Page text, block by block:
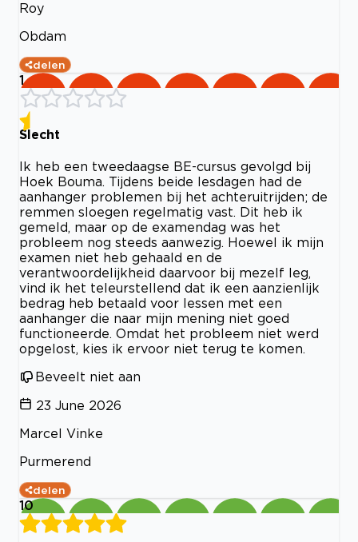
Roy
Obdam
delen
1
Slecht
Ik heb een tweedaagse BE-cursus gevolgd bij
Hoek Bouma. Tijdens beide lesdagen had de
aanhanger problemen bij het achteruitrijden; de
remmen sloegen regelmatig vast. Dit heb ik
gemeld, maar op de examendag was het
probleem nog steeds aanwezig. Hoewel ik mijn
examen niet heb gehaald en de
verantwoordelijkheid daarvoor bij mezelf leg,
vind ik het teleurstellend dat ik een aanzienlijk
bedrag heb betaald voor lessen met een
aanhanger die naar mijn mening niet goed
functioneerde. Omdat het probleem niet werd
opgelost, kies ik ervoor niet terug te komen.
Beveelt niet aan
23 June 2026
Marcel Vinke
Purmerend
delen
10